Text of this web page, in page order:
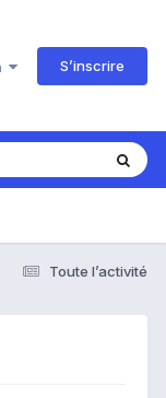
S’inscrire
Toute l’activité